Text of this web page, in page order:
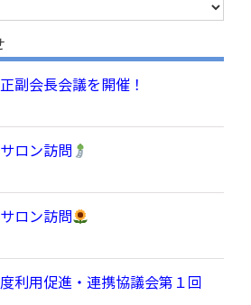
副会長会議を開催！
ロン訪問
ロン訪問
利用促進・連携協議会第１回